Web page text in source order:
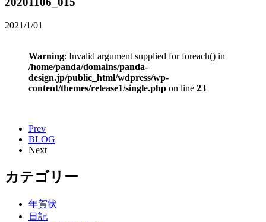
2021/1/01
Warning: Invalid argument supplied for foreach() in
/home/panda/domains/panda-
design.jp/public_html/wdpress/wp-
content/themes/release1/single.php on line 23
Prev
BLOG
Next
カテゴリー
年賀状
日記